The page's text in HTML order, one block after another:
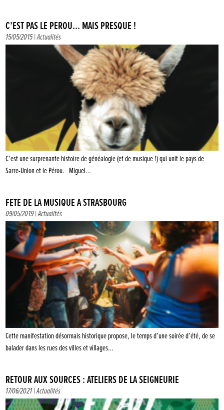
C’EST PAS LE PÉROU… MAIS PRESQUE !
15/05/2015 |Actualités
C’est une surprenante histoire de généalogie (et de musique !) qui unit le pays de
Sarre-Union et le Pérou. Miguel…
FÊTE DE LA MUSIQUE À STRASBOURG
09/05/2019 |Actualités
Cette manifestation désormais historique propose, le temps d’une soirée d’été, de se
balader dans les rues des villes et villages…
RETOUR AUX SOURCES : ATELIERS DE LA SEIGNEURIE
17/06/2021 |Actualités